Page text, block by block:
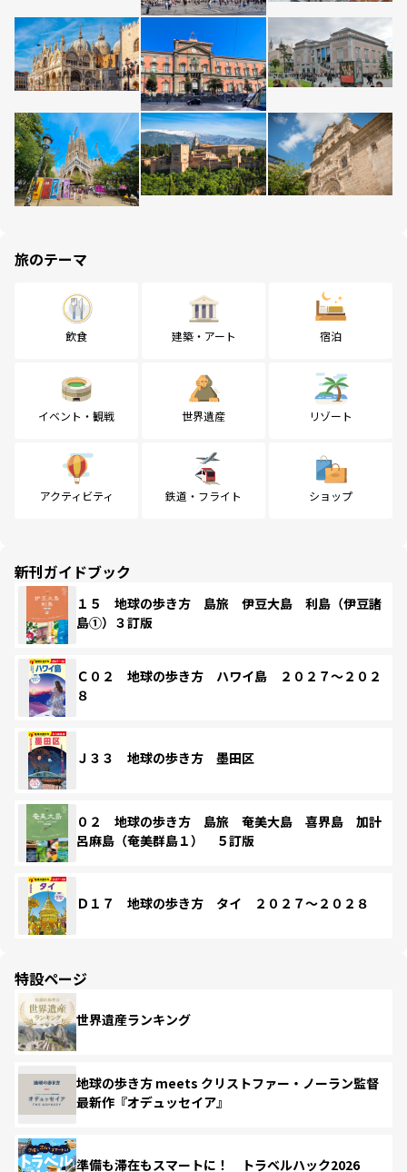
旅のテーマ
飲食 建築・アート 宿泊
イベント・観戦 世界遺産 リゾート
アクティビティ 鉄道・フライト ショップ
新刊ガイドブック
１５ 地球の歩き方 島旅 伊豆大島 利島（伊豆諸
島①）３訂版
Ｃ０２ 地球の歩き方 ハワイ島 ２０２７～２０２
８
Ｊ３３ 地球の歩き方 墨田区
０２ 地球の歩き方 島旅 奄美大島 喜界島 加計
呂麻島（奄美群島１） ５訂版
Ｄ１７ 地球の歩き方 タイ ２０２７～２０２８
特設ページ
世界遺産ランキング
地球の歩き方 meets クリストファー・ノーラン監督
最新作『オデュッセイア』
準備も滞在もスマートに！ トラベルハック2026